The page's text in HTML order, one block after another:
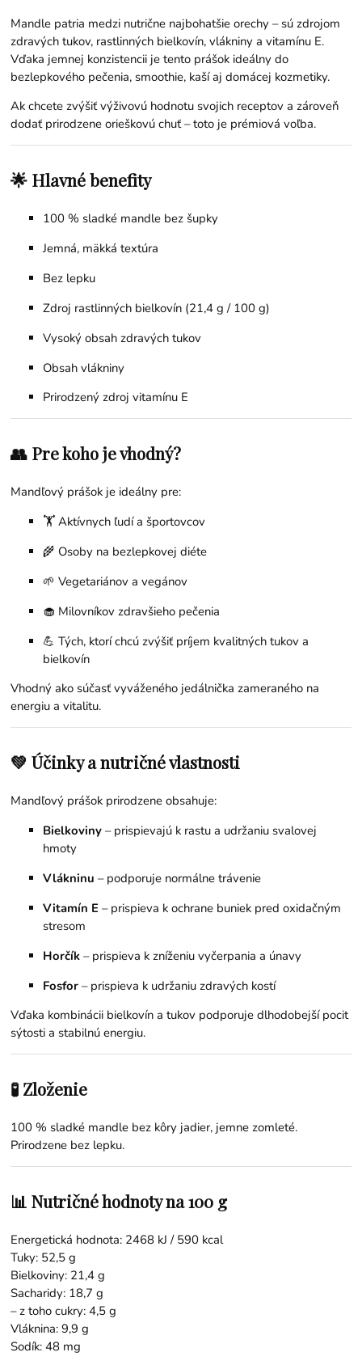
Mandle patria medzi nutrične najbohatšie orechy – sú zdrojom
zdravých tukov, rastlinných bielkovín, vlákniny a vitamínu E.
Vďaka jemnej konzistencii je tento prášok ideálny do
bezlepkového pečenia, smoothie, kaší aj domácej kozmetiky.
Ak chcete zvýšiť výživovú hodnotu svojich receptov a zároveň
dodať prirodzene orieškovú chuť – toto je prémiová voľba.
🌟 Hlavné benefity
100 % sladké mandle bez šupky
Jemná, mäkká textúra
Bez lepku
Zdroj rastlinných bielkovín (21,4 g / 100 g)
Vysoký obsah zdravých tukov
Obsah vlákniny
Prirodzený zdroj vitamínu E
👥 Pre koho je vhodný?
Mandľový prášok je ideálny pre:
🏋️ Aktívnych ľudí a športovcov
🌾 Osoby na bezlepkovej diéte
🌱 Vegetariánov a vegánov
🧁 Milovníkov zdravšieho pečenia
💪 Tých, ktorí chcú zvýšiť príjem kvalitných tukov a
bielkovín
Vhodný ako súčasť vyváženého jedálnička zameraného na
energiu a vitalitu.
💚 Účinky a nutričné vlastnosti
Mandľový prášok prirodzene obsahuje:
Bielkoviny – prispievajú k rastu a udržaniu svalovej
hmoty
Vlákninu – podporuje normálne trávenie
Vitamín E – prispieva k ochrane buniek pred oxidačným
stresom
Horčík – prispieva k zníženiu vyčerpania a únavy
Fosfor – prispieva k udržaniu zdravých kostí
Vďaka kombinácii bielkovín a tukov podporuje dlhodobejší pocit
sýtosti a stabilnú energiu.
🧪 Zloženie
100 % sladké mandle bez kôry jadier, jemne zomleté.
Prirodzene bez lepku.
📊 Nutričné hodnoty na 100 g
Energetická hodnota: 2468 kJ / 590 kcal
Tuky: 52,5 g
Bielkoviny: 21,4 g
Sacharidy: 18,7 g
– z toho cukry: 4,5 g
Vláknina: 9,9 g
Sodík: 48 mg